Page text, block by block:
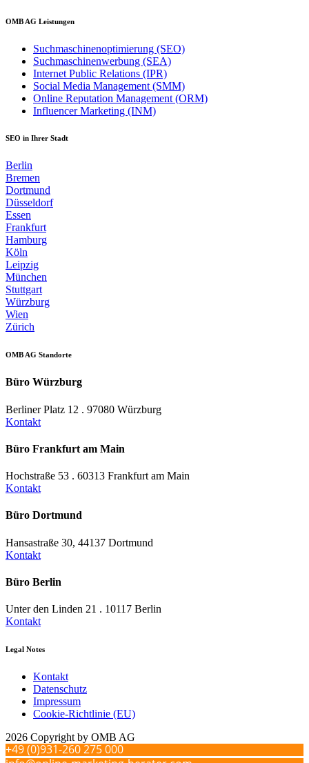
OMB AG Leistungen
Suchmaschinenoptimierung (SEO)
Suchmaschinenwerbung (SEA)
Internet Public Relations (IPR)
Social Media Management (SMM)
Online Reputation Management (ORM)
Influencer Marketing (INM)
SEO in Ihrer Stadt
Berlin
Bremen
Dortmund
Düsseldorf
Essen
Frankfurt
Hamburg
Köln
Leipzig
München
Stuttgart
Würzburg
Wien
Zürich
OMB AG Standorte
Büro Würzburg
Berliner Platz 12 . 97080 Würzburg
Kontakt
Büro Frankfurt am Main
Hochstraße 53 . 60313 Frankfurt am Main
Kontakt
Büro Dortmund
Hansastraße 30, 44137 Dortmund
Kontakt
Büro Berlin
Unter den Linden 21 . 10117 Berlin
Kontakt
Legal Notes
Kontakt
Datenschutz
Impressum
Cookie-Richtlinie (EU)
2026 Copyright by OMB AG
+49 (0)931-260 275 000